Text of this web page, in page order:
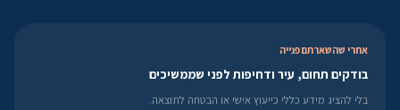
אחרי שהשארתם פנייה
בודקים תחום, עיר ודחיפות לפני שממשיכים
בלי להציג מידע כללי כייעוץ אישי או הבטחה לתוצאה.